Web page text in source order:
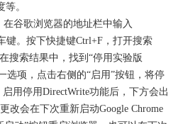
。
谷歌浏览器的地址栏中输入
键。按下快捷键Ctrl+F，打开搜索
搜索结果中，找到“停用实验版
选项，点击右侧的“启用”按钮，将停
用停用DirectWrite功能后，下方会出
改会在下次重新启动Google Chrome